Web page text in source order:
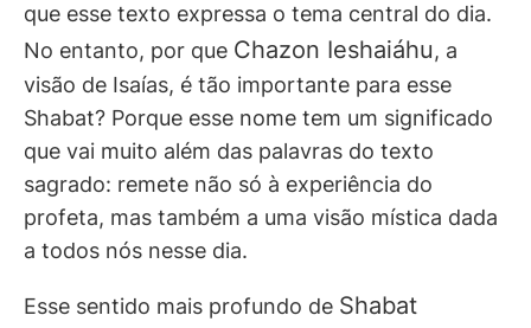
que esse texto expressa o tema central do dia.
No entanto, por que Chazon Ieshaiáhu, a
visão de Isaías, é tão importante para esse
Shabat? Porque esse nome tem um significado
que vai muito além das palavras do texto
sagrado: remete não só à experiência do
profeta, mas também a uma visão mística dada
a todos nós nesse dia.
Esse sentido mais profundo de Shabat